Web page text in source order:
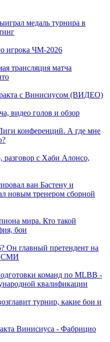
медаль турнира в
игрока ЧМ-2026
трансляция матча
с Винисиусом (ВИДЕО)
видео голов и обзор
конференций. А где мне
разговор с Хаби Алонсо,
ван Бастену и
новым тренером сборной
мира. Кто такой
бои
Он главный претендент на
СМИ
команд по MLBB -
квалификации
турнир, какие бои и
Винисиуса - Фабрицио